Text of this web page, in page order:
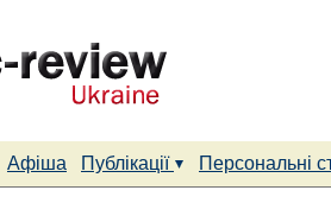
Афіша Публікації
Персональні